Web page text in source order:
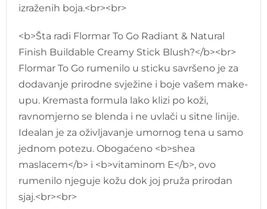
izraženih boja.<br><br>
<b>Šta radi Flormar To Go Radiant & Natural
Finish Buildable Creamy Stick Blush?</b><br>
Flormar To Go rumenilo u sticku savršeno je za
dodavanje prirodne svježine i boje vašem make-
upu. Kremasta formula lako klizi po koži,
ravnomjerno se blenda i ne uvlači u sitne linije.
Idealan je za oživljavanje umornog tena u samo
jednom potezu. Obogaćeno <b>shea
maslacem</b> i <b>vitaminom E</b>, ovo
rumenilo njeguje kožu dok joj pruža prirodan
sjaj.<br><br>